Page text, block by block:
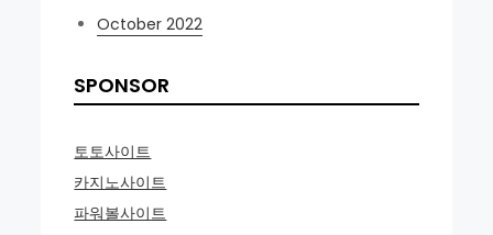
October 2022
SPONSOR
토토사이트
카지노사이트
파워볼사이트